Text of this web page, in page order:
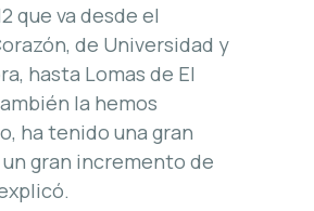
que va desde el
de Universidad y
hasta Lomas de El
la hemos
ha tenido una gran
gran incremento de